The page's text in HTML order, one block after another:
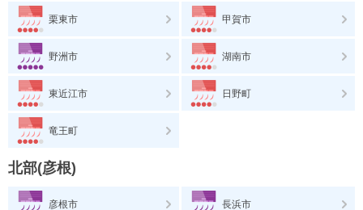
栗東市 甲賀市
野洲市 湖南市
東近江市 日野町
竜王町
北部(彦根)
彦根市 長浜市